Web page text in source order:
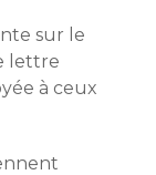
sur le
lettre
à ceux